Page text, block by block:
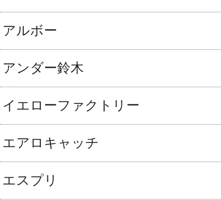
アルボー
アンダー鈴木
イエローファクトリー
エアロキャッチ
エスプリ